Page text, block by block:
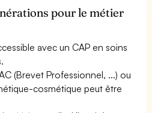
pour le métier
avec un CAP en soins
(Brevet Professionnel, ...) ou
cosmétique peut être